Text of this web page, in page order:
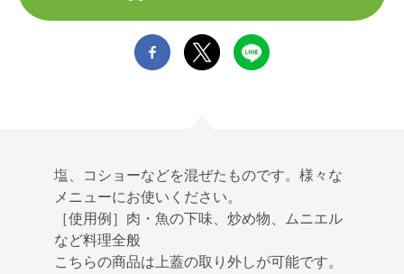
塩、コショーなどを混ぜたものです。様々な
メニューにお使いください。
［使用例］肉・魚の下味、炒め物、ムニエル
など料理全般
こちらの商品は上蓋の取り外しが可能です。